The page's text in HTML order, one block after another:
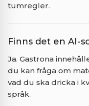
tumregler.
Finns det en AI-
Ja. Gastrona
du kan fråga om
vad du ska dricka i
språk.